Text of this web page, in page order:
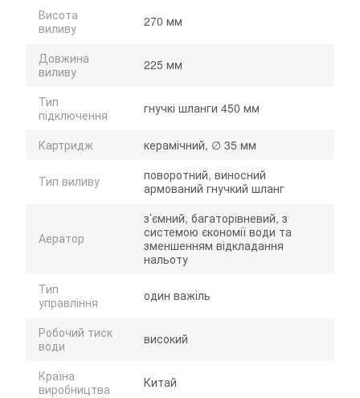
Висота
виливу
270 мм
Довжина
виливу
225 мм
Тип
підключення
гнучкі шланги 450 мм
Картридж керамічний, ∅ 35 мм
Тип виливу
поворотний, виносний
армований гнучкий шланг
Аератор
з’ємний, багаторівневий, з
системою єкономії води та
зменшенням відкладання
нальоту
Тип
управління
один важіль
Робочий тиск
води
високий
Країна
виробництва
Китай